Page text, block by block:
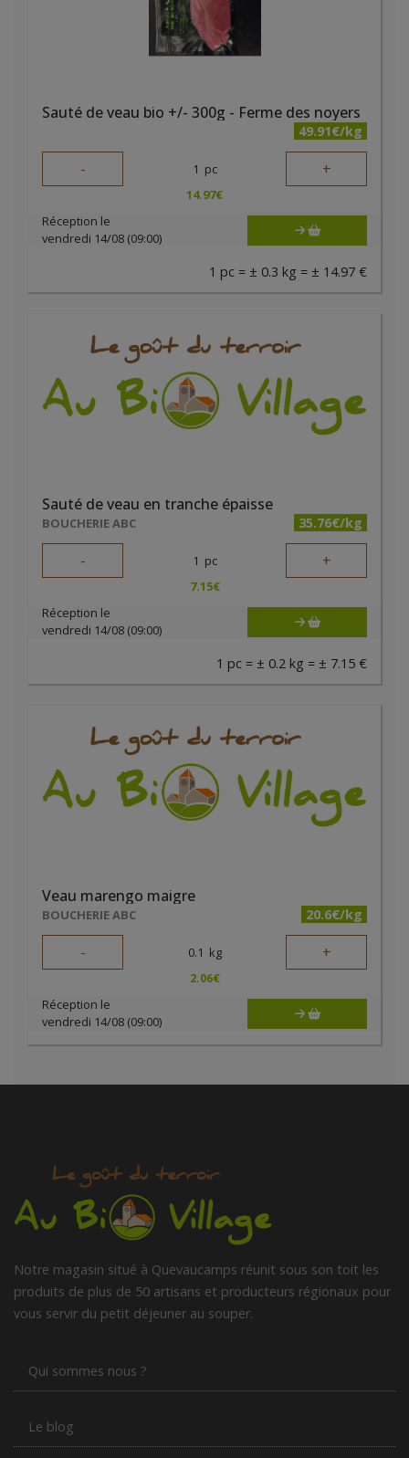
Sauté de veau bio +/- 300g - Ferme des noyers
49.91€/kg
- 1 pc +
14.97€
Réception le
vendredi 14/08 (09:00)
1 pc = ± 0.3 kg = ± 14.97 €
Sauté de veau en tranche épaisse
BOUCHERIE ABC 35.76€/kg
- 1 pc +
7.15€
Réception le
vendredi 14/08 (09:00)
1 pc = ± 0.2 kg = ± 7.15 €
Veau marengo maigre
BOUCHERIE ABC 20.6€/kg
- 0.1 kg +
2.06€
Réception le
vendredi 14/08 (09:00)
Notre magasin situé à Quevaucamps réunit sous son toit les
produits de plus de 50 artisans et producteurs régionaux pour
vous servir du petit déjeuner au souper.
Qui sommes nous ?
Le blog